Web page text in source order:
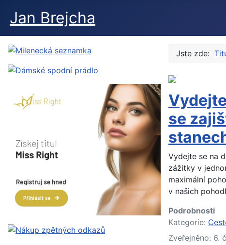
Jan Brejcha
Jste zde:
se
Vydejte se na
zážitky v
maximální
v našich
Podrobnosti
Kategorie:
Zveřejněno: 6.